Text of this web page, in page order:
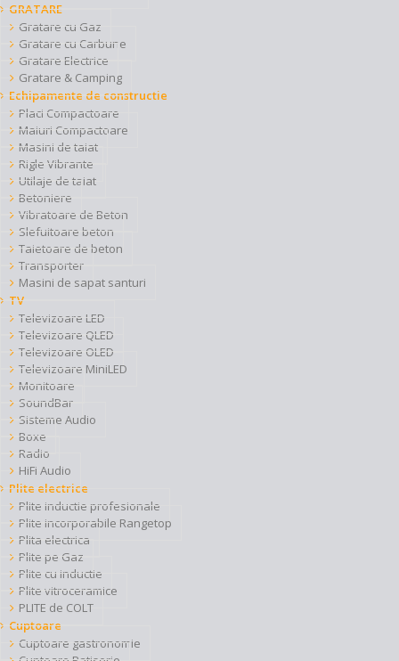
GRATARE
Gratare cu Gaz
Gratare cu Carbune
Gratare Electrice
Gratare & Camping
Echipamente de constructie
Placi Compactoare
Maiuri Compactoare
Masini de taiat
Rigle Vibrante
Utilaje de taiat
Betoniere
Vibratoare de Beton
Slefuitoare beton
Taietoare de beton
Transporter
Masini de sapat santuri
TV
Televizoare LED
Televizoare QLED
Televizoare OLED
Televizoare MiniLED
Monitoare
SoundBar
Sisteme Audio
Boxe
Radio
HiFi Audio
Plite electrice
Plite inductie profesionale
Plite incorporabile Rangetop
Plita electrica
Plite pe Gaz
Plite cu inductie
Plite vitroceramice
PLITE de COLT
Cuptoare
Cuptoare gastronomie